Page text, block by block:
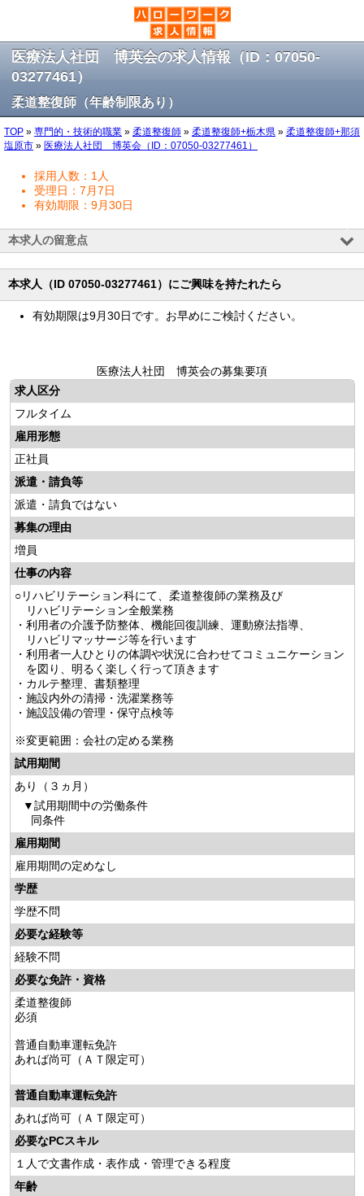
医療法人社団 博英会の求人情報（ID：07050-
03277461）
柔道整復師（年齢制限あり）
TOP » 専門的・技術的職業 » 柔道整復師 » 柔道整復師+栃木県 » 柔道整復師+那須
塩原市 » 医療法人社団 博英会（ID：07050-03277461）
採用人数：1人
受理日：7月7日
有効期限：9月30日
本求人の留意点
本求人（ID 07050-03277461）にご興味を持たれたら
有効期限は9月30日です。お早めにご検討ください。
医療法人社団 博英会の募集要項
求人区分
フルタイム
雇用形態
正社員
派遣・請負等
派遣・請負ではない
募集の理由
増員
仕事の内容
○リハビリテーション科にて、柔道整復師の業務及び
リハビリテーション全般業務
・利用者の介護予防整体、機能回復訓練、運動療法指導、
リハビリマッサージ等を行います
・利用者一人ひとりの体調や状況に合わせてコミュニケーション
を図り、明るく楽しく行って頂きます
・カルテ整理、書類整理
・施設内外の清掃・洗濯業務等
・施設設備の管理・保守点検等
※変更範囲：会社の定める業務
試用期間
あり（３ヵ月）
試用期間中の労働条件
同条件
雇用期間
雇用期間の定めなし
学歴
学歴不問
必要な経験等
経験不問
必要な免許・資格
柔道整復師
必須
普通自動車運転免許
あれば尚可（ＡＴ限定可）
普通自動車運転免許
あれば尚可（ＡＴ限定可）
必要なPCスキル
１人で文書作成・表作成・管理できる程度
年齢